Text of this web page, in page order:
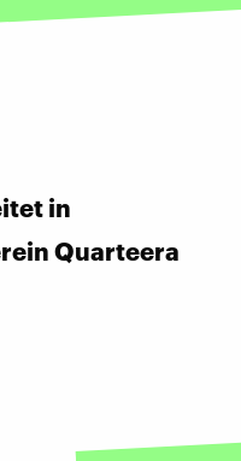
in
Quarteera